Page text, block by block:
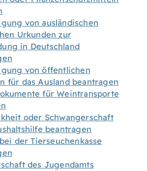
von ausländischen
Urkunden zur
in Deutschland
von öffentlichen
für das Ausland beantragen
für Weintransporte
oder Schwangerschaft
beantragen
der Tierseuchenkasse
des Jugendamts